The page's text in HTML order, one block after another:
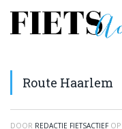
Route Haarlem
DOOR REDACTIE FIETSACTIEF OP